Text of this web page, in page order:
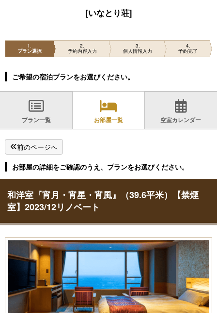
[いなとり荘]
1
プラン選択
2
予約内容入力
3
個人情報入力
4
予約完了
ご希望の宿泊プランをお選びください。
プラン一覧 お部屋一覧 空室カレンダー
前のページへ
お部屋の詳細をご確認のうえ、プランをお選びください。
和洋室『宵月・宵星・宵風』（39.6平米）【禁煙
室】2023/12リノベート